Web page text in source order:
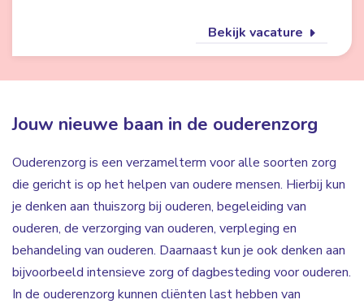
Bekijk vacature
Jouw nieuwe baan in de ouderenzorg
Ouderenzorg is een verzamelterm voor alle soorten zorg
die gericht is op het helpen van oudere mensen. Hierbij kun
je denken aan thuiszorg bij ouderen, begeleiding van
ouderen, de verzorging van ouderen, verpleging en
behandeling van ouderen. Daarnaast kun je ook denken aan
bijvoorbeeld intensieve zorg of dagbesteding voor ouderen.
In de ouderenzorg kunnen cliënten last hebben van